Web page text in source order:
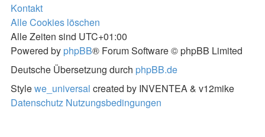
Kontakt
Alle Cookies löschen
Alle Zeiten sind UTC+01:00
Powered by phpBB® Forum Software © phpBB Limited
Deutsche Übersetzung durch phpBB.de
Stylewe_universal created by INVENTEA & v12mike
Datenschutz Nutzungsbedingungen